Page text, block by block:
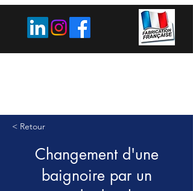
< Retour
Changement d'une
baignoire par un